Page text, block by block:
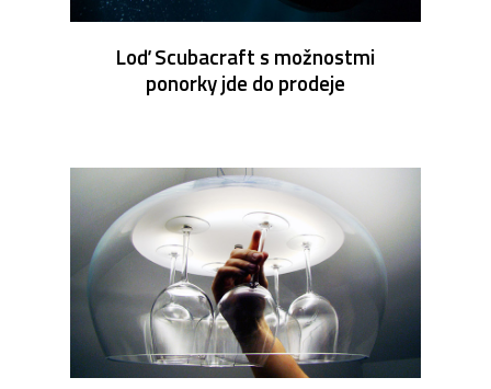
Loď Scubacraft s možnostmi
ponorky jde do prodeje